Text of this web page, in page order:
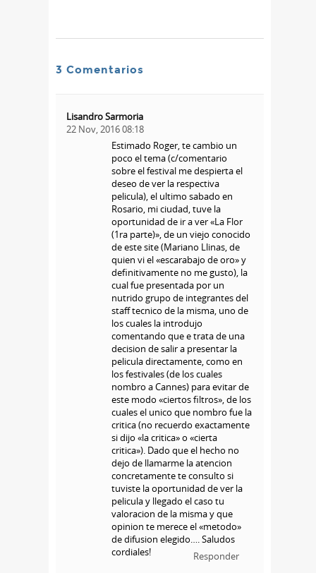
3 Comentarios
Lisandro Sarmoria
22 Nov, 2016 08:18
Estimado Roger, te cambio un
poco el tema (c/comentario
sobre el festival me despierta el
deseo de ver la respectiva
pelicula), el ultimo sabado en
Rosario, mi ciudad, tuve la
oportunidad de ir a ver «La Flor
(1ra parte)», de un viejo conocido
de este site (Mariano Llinas, de
quien vi el «escarabajo de oro» y
definitivamente no me gusto), la
cual fue presentada por un
nutrido grupo de integrantes del
staff tecnico de la misma, uno de
los cuales la introdujo
comentando que e trata de una
decision de salir a presentar la
pelicula directamente, como en
los festivales (de los cuales
nombro a Cannes) para evitar de
este modo «ciertos filtros», de los
cuales el unico que nombro fue la
critica (no recuerdo exactamente
si dijo «la critica» o «cierta
critica»). Dado que el hecho no
dejo de llamarme la atencion
concretamente te consulto si
tuviste la oportunidad de ver la
pelicula y llegado el caso tu
valoracion de la misma y que
opinion te merece el «metodo»
de difusion elegido…. Saludos
cordiales!
Responder